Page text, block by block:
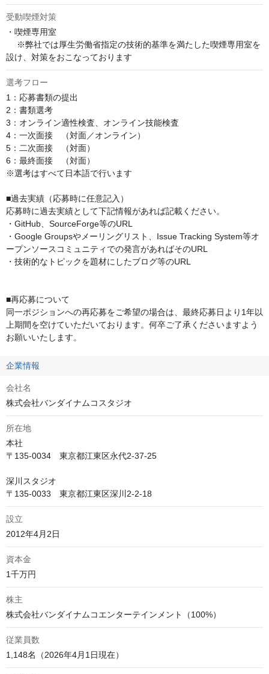
受動喫煙対策
・喫煙専用室
設け、対策をおこなっております
選考フロー
1：応募書類の提出
2：書類選考
3：オンライン適性検査、オンライン技能検査
4：一次面接　（対面／オンライン）
5：二次面接　（対面）
6：最終面接　（対面﻿）
※選考はすべて日本語で行います
■過去実績（応募時に任意記入）
応募時に過去実績として下記情報があれば記載ください。
・GitHub、SourceForge等のURL
・Google Groupsやメーリングリスト、Issue Tracking System等オ
ープンソースコミュニティでの発言があればそのURL
・技術的なトピックを題材にしたブログ等のURL
■再応募について
同一ポジションへの再応募をご希望の場合は、最終応募日より1年以
上期間を空けていただいております。何卒ご了承くださいますよう
お願いいたします。
企業情報
会社名
株式会社バンダイナムコスタジオ
所在地
本社
〒135-0034　東京都江東区永代2-37-25
深川スタジオ
〒135-0033　東京都江東区深川2-2-18
設立
資本金
株主
従業員数
1,148名（2026年4月1日現在）